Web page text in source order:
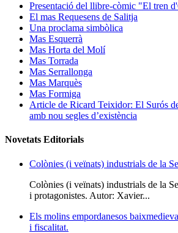
Presentació del llibre-còmic "El tren
El mas Requesens de Salitja
Una proclama simbòlica
Mas Esquerrà
Mas Horta del Molí
Mas Torrada
Mas Serrallonga
Mas Marquès
Mas Formiga
Article de Ricard Teixidor: El Surós
amb nou segles d’existència
Novetats Editorials
Colònies (i veïnats) industrials de la
Colònies (i veïnats) industrials de la
i protagonistes. Autor: Xavier...
Els molins empordanesos
i fiscalitat.